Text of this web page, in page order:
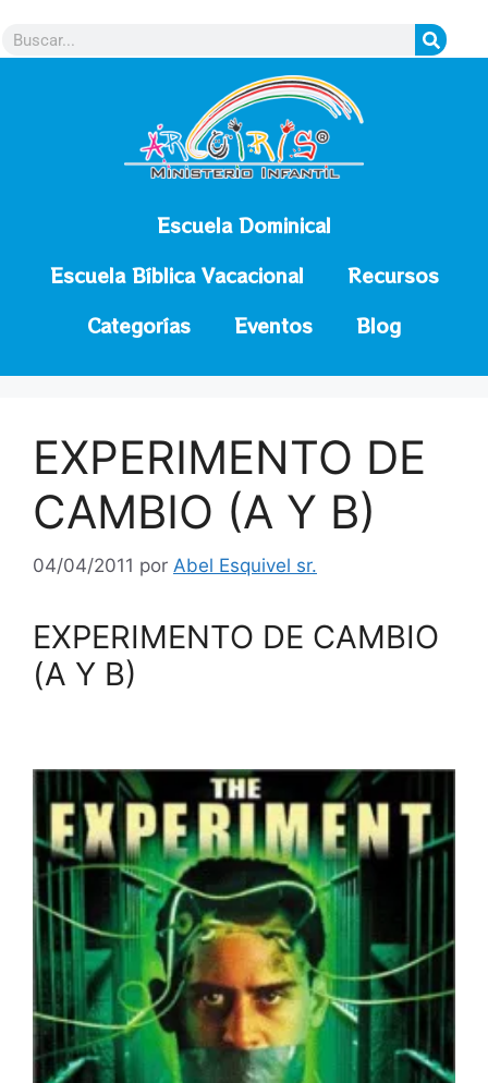
Escuela Dominical
Escuela Bíblica Vacacional
Recursos
Categorías
Eventos Blog
EXPERIMENTO DE
CAMBIO (A Y B)
04/04/2011 por Abel Esquivel sr.
EXPERIMENTO DE CAMBIO
(A Y B)